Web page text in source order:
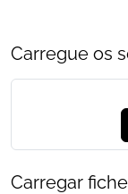
Carregue os
Carregar